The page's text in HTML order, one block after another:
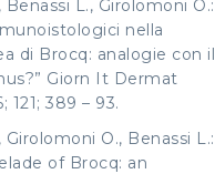
Benassi L., Girolomoni O.:
nella
di Brocq: analogie con il
Giorn It Dermat
121; 389 – 93.
Girolomoni O., Benassi L.:
of Brocq: an